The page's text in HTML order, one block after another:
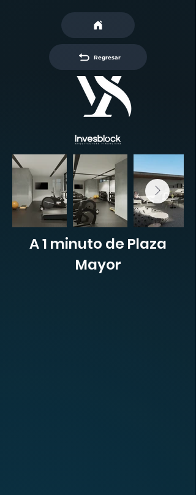
Regresar
A 1 minuto de Plaza
Mayor